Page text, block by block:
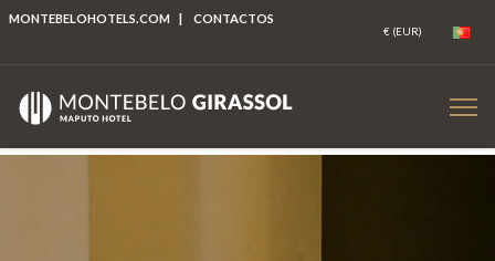
MONTEBELOHOTELS.COM | CONTACTOS